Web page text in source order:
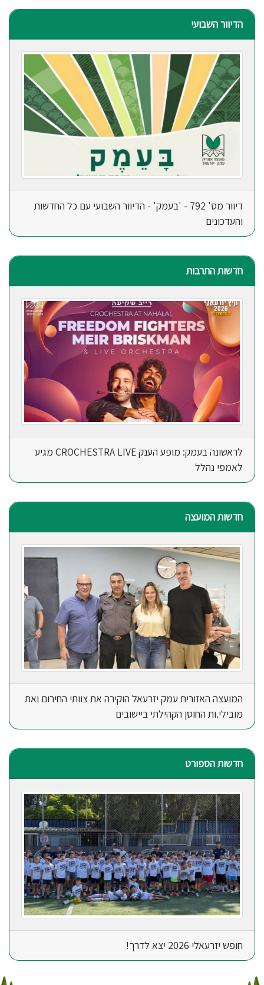
הדיוור השבועי
דיוור מס' 792 - 'בעמק' - הדיוור השבועי עם כל החדשות
והעדכונים
חדשות התרבות
לראשונה בעמק: מופע הענק CROCHESTRA LIVE מגיע
לאמפי נהלל
חדשות המועצה
המועצה האזורית עמק יזרעאל הוקירה את צוותי החירום ואת
מובילי.ות החוסן הקהילתי ביישובים
חדשות הספורט
חופש יזרעאלי 2026 יצא לדרך!